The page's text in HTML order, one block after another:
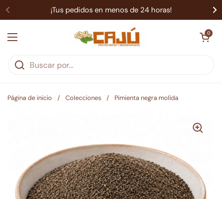
Ir al contenido ¡Tus pedidos en menos de 24 horas!
Abrir menú
Abrir carrito
0
Página de inicio / Colecciones / Pimienta negra molida